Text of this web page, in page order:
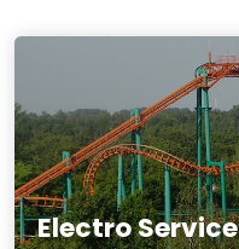
Electro